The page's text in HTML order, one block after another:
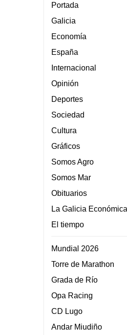
Portada
Galicia
Economía
España
Internacional
Opinión
Deportes
Sociedad
Cultura
Gráficos
Somos Agro
Somos Mar
Obituarios
La Galicia Económica
El tiempo
Mundial 2026
Torre de Marathon
Grada de Río
Opa Racing
CD Lugo
Andar Miudiño